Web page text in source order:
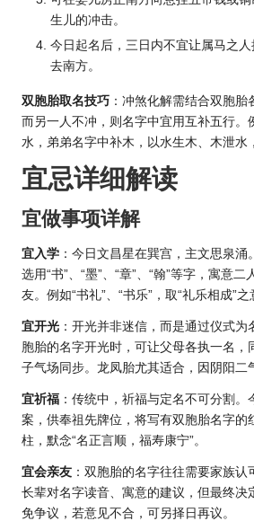
生儿的冲击。
今日起名后，三日内不宜让属马之
去南方。
双胞胎取名技巧 ：冲煞化解需结合双胞
而另一人不冲，则名字中宜用互补五行。
水，弟弟名字中补木，以水生木、木泄水
宜忌详细解读
宜做事项详解
宜入学 ：今日文昌星在巽宫，主文思泉
选用“书”、“墨”、“章”、“翰”等字，寓意
友。例如“书礼”、“书乐”，取“礼乐相成”之
宜开光 ：开光并非迷信，而是通过仪式为
胞胎的名字开光时，可让父母各执一名，
子气场同步。龙凤胎尤其适合，因阴阳二
宜祈福 ：传统中，祈福与定名不可分割
案，供奉祖先牌位，将写有双胞胎名字的
柱，默念“名正言顺，福寿康宁”。
宜会亲友 ：双胞胎的名字往往需要家族认
长辈对名字读音、寓意的建议，但最终决
免争议，若意见不合，可另择日再议。